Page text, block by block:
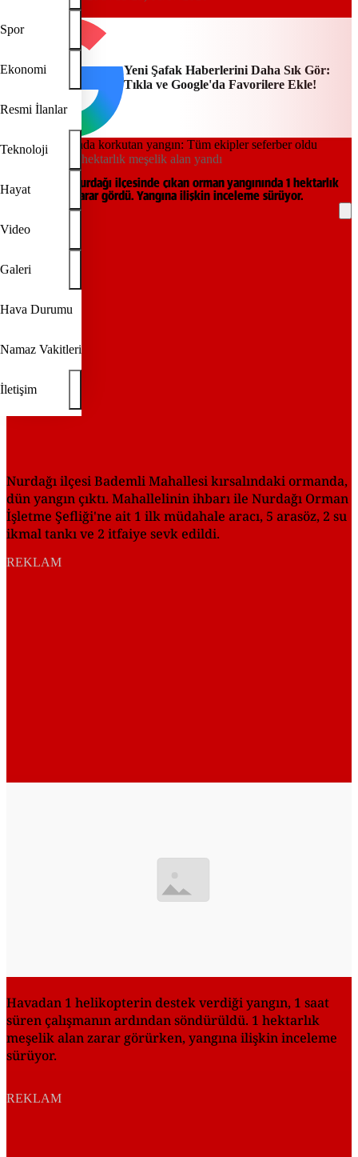
Spor
Ekonomi
Resmi İlanlar
Teknoloji
Hayat
Video
Galeri
Hava Durumu
Namaz Vakitleri
İletişim
Yeni Şafak Haberlerini Daha Sık Gör:
Tıkla ve Google'da Favorilere Ekle!
Gaziantep'te 1 hektarlık meşelik alan yandı
Gaziantep'in Nurdağı ilçesinde çıkan orman yangınında 1 hektarlık
meşelik alan zarar gördü. Yangına ilişkin inceleme sürüyor.
Nurdağı ilçesi Bademli Mahallesi kırsalındaki ormanda,
dün yangın çıktı. Mahallelinin ihbarı ile Nurdağı Orman
İşletme Şefliği'ne ait 1 ilk müdahale aracı, 5 arasöz, 2 su
ikmal tankı ve 2 itfaiye sevk edildi.
REKLAM
Havadan 1 helikopterin destek verdiği yangın, 1 saat
süren çalışmanın ardından söndürüldü. 1 hektarlık
meşelik alan zarar görürken, yangına ilişkin inceleme
sürüyor.
REKLAM